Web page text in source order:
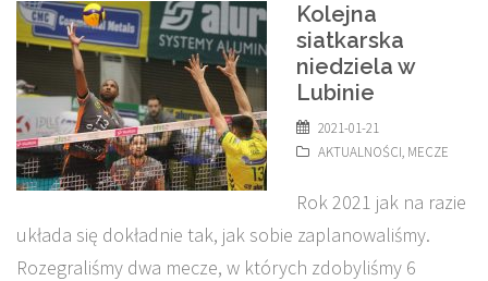
Kolejna
siatkarska
niedziela w
Lubinie
2021-01-21
AKTUALNOŚCI, MECZE
Rok 2021 jak na razie
układa się dokładnie tak, jak sobie zaplanowaliśmy.
Rozegraliśmy dwa mecze, w których zdobyliśmy 6